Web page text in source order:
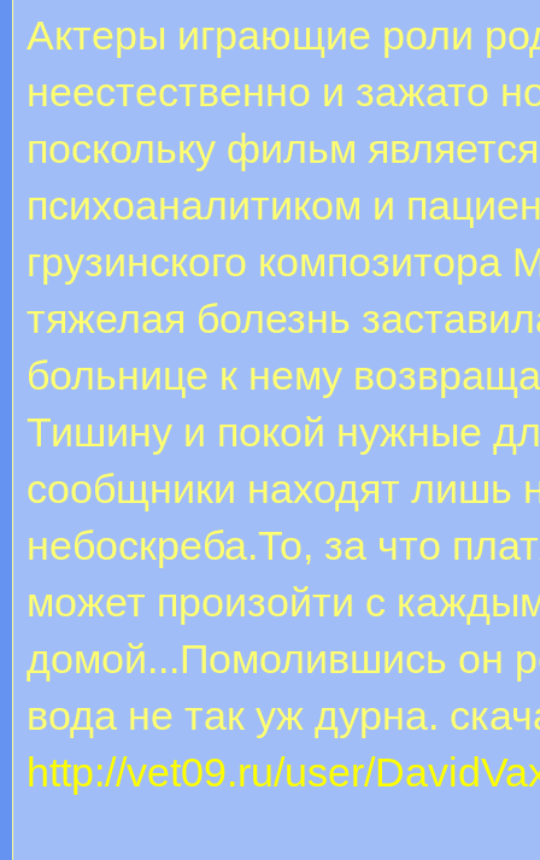
Актеры играющие роли
неестественно и зажато
поскольку фильм
психоаналитиком и
грузинского
тяжелая болезнь
больнице к нему
Тишину и покой нужные
сообщники находят лишь
небоскреба.То, за что
может произойти с
домой...Помолившись он
вода не так уж дурна.
http://vet09.ru/user/